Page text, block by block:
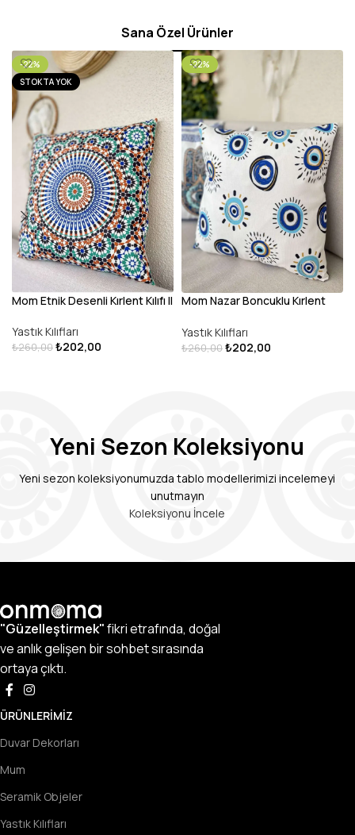
Sana Özel Ürünler
-22%
STOKTA YOK
Mom Etnik Desenli Kırlent Kılıfı II
Yastık Kılıfları
₺260,00₺202,00
-22%
Mom Nazar Boncuklu Kırlent
Yastık Kılıfları
₺260,00₺202,00
Yeni Sezon Koleksiyonu
Yeni sezon koleksiyonumuzda tablo modellerimizi incelemeyi
unutmayın
Koleksiyonu İncele
"Güzelleştirmek"fikri etrafında, doğal
ve anlık gelişen bir sohbet sırasında
ortaya çıktı.
ÜRÜNLERIMIZ
Duvar Dekorları
Mum
Seramik Objeler
Yastık Kılıfları